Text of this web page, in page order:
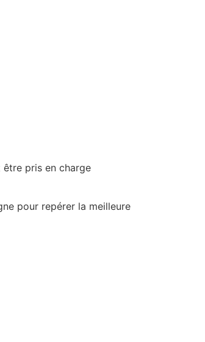
être pris en charge
pour repérer la meilleure